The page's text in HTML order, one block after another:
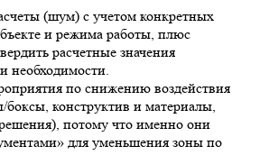
(шум) с учетом конкретных
и режима работы, плюс
расчетные значения
необходимости.
по снижению воздействия
боксы, конструктив и материалы,
потому что именно они
для уменьшения зоны по